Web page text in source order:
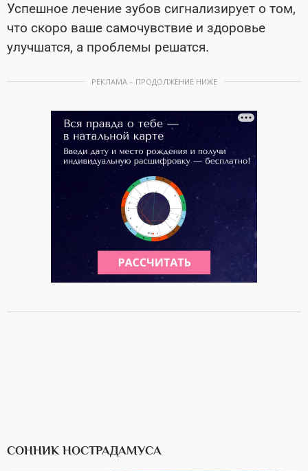
Успешное лечение зубов сигнализирует о том,
что скоро ваше самочувствие и здоровье
улучшатся, а проблемы решатся.
РЕКЛАМА – ПРОДОЛЖЕНИЕ НИЖЕ
СОННИК НОСТРАДАМУСА